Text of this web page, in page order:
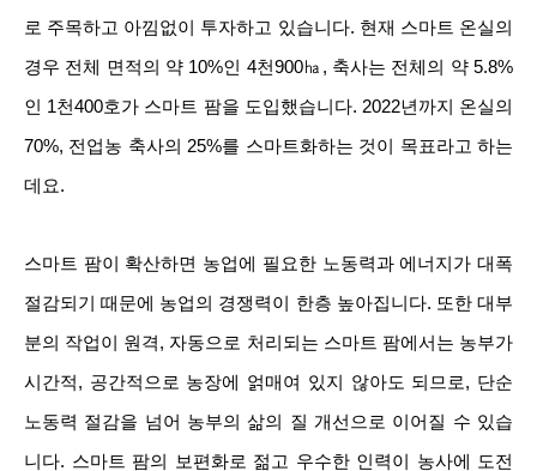
로 주목하고 아낌없이 투자하고 있습니다. 현재 스마트 온실의
경우 전체 면적의 약 10%인 4천900㏊, 축사는 전체의 약 5.8%
인 1천400호가 스마트 팜을 도입했습니다. 2022년까지 온실의
70%, 전업농 축사의 25%를 스마트화하는 것이 목표라고 하는
데요.
스마트 팜이 확산하면 농업에 필요한 노동력과 에너지가 대폭
절감되기 때문에 농업의 경쟁력이 한층 높아집니다. 또한 대부
분의 작업이 원격, 자동으로 처리되는 스마트 팜에서는 농부가
시간적, 공간적으로 농장에 얽매여 있지 않아도 되므로, 단순
노동력 절감을 넘어 농부의 삶의 질 개선으로 이어질 수 있습
니다. 스마트 팜의 보편화로 젊고 우수한 인력이 농사에 도전